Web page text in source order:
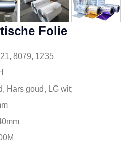
Folie
8079, 1235
Hars goud, LG wit;